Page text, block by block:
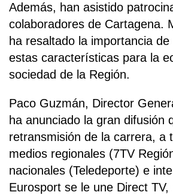
Además, han asistido
colaboradores de Cartagena.
ha resaltado la importancia
estas características para la
sociedad de la Región.
Paco Guzmán, Director
ha anunciado la gran difusión
retransmisión de la carrera, a
medios regionales (7TV
nacionales (Teledeporte) e
Eurosport se le une Direct